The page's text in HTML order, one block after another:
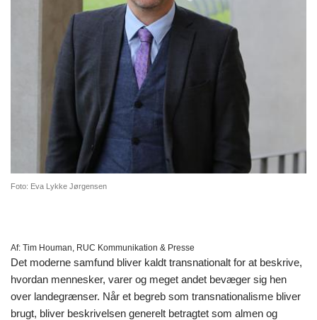
Foto: Eva Lykke Jørgensen
Af: Tim Houman, RUC Kommunikation & Presse
Det moderne samfund bliver kaldt transnationalt for at beskrive,
hvordan mennesker, varer og meget andet bevæger sig hen
over landegrænser. Når et begreb som transnationalisme bliver
brugt, bliver beskrivelsen generelt betragtet som almen og